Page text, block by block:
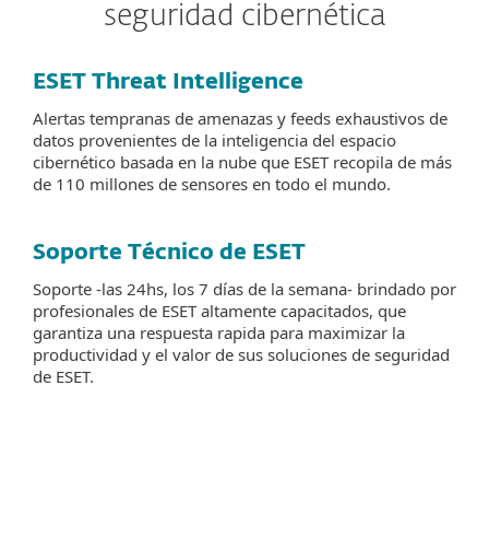
seguridad cibernética
ESET Threat Intelligence
Alertas tempranas de amenazas y feeds exhaustivos de
datos provenientes de la inteligencia del espacio
cibernético basada en la nube que ESET recopila de más
de 110 millones de sensores en todo el mundo.
Soporte Técnico de ESET
Soporte -las 24hs, los 7 días de la semana- brindado por
profesionales de ESET altamente capacitados, que
garantiza una respuesta rapida para maximizar la
productividad y el valor de sus soluciones de seguridad
de ESET.